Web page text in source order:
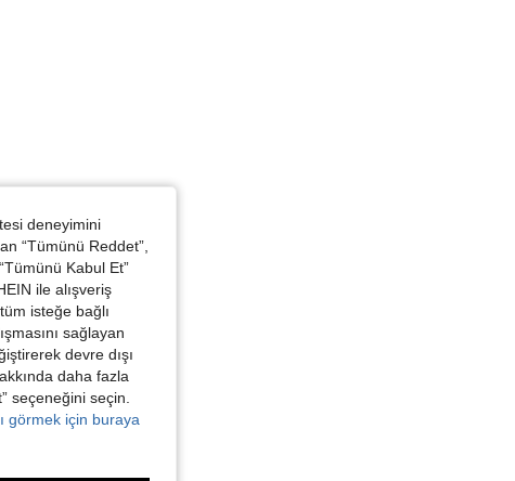
deneyimini
“Tümünü Reddet”,
Kabul Et”
ile alışveriş
isteğe bağlı
sağlayan
devre dışı
daha fazla
seçeneğini seçin.
görmek için buraya